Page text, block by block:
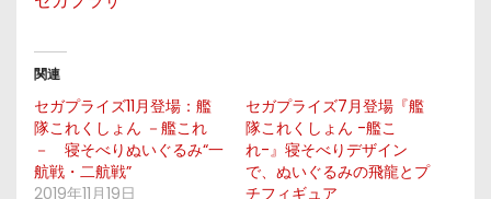
関連
セガプライズ11月登場：艦
隊これくしょん －艦これ
－ 寝そべりぬいぐるみ“一
航戦・二航戦”
2019年11月19日
セガプライズ7月登場『艦
隊これくしょん -艦こ
れ-』寝そべりデザイン
で、ぬいぐるみの飛龍とプ
チフィギュア